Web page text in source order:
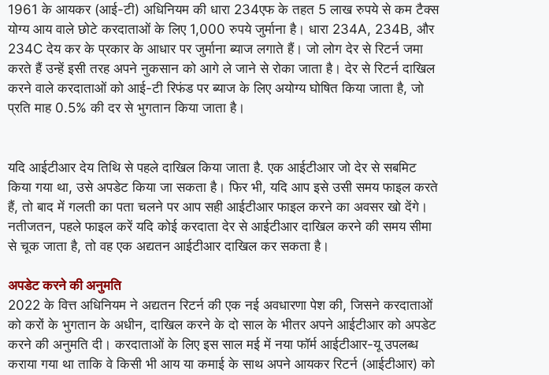
1961 के आयकर (आई-टी) अधिनियम की धारा 234एफ के तहत 5 लाख रुपये से कम टैक्स
योग्य आय वाले छोटे करदाताओं के लिए 1,000 रुपये जुर्माना है। धारा 234A, 234B, और
234C देय कर के प्रकार के आधार पर जुर्माना ब्याज लगाते हैं। जो लोग देर से रिटर्न जमा
करते हैं उन्हें इसी तरह अपने नुकसान को आगे ले जाने से रोका जाता है। देर से रिटर्न दाखिल
करने वाले करदाताओं को आई-टी रिफंड पर ब्याज के लिए अयोग्य घोषित किया जाता है, जो
प्रति माह 0.5% की दर से भुगतान किया जाता है।
यदि आईटीआर देय तिथि से पहले दाखिल किया जाता है. एक आईटीआर जो देर से सबमिट
किया गया था, उसे अपडेट किया जा सकता है। फिर भी, यदि आप इसे उसी समय फाइल करते
हैं, तो बाद में गलती का पता चलने पर आप सही आईटीआर फाइल करने का अवसर खो देंगे।
नतीजतन, पहले फाइल करें यदि कोई करदाता देर से आईटीआर दाखिल करने की समय सीमा
से चूक जाता है, तो वह एक अद्यतन आईटीआर दाखिल कर सकता है।
अपडेट करने की अनुमति
2022 के वित्त अधिनियम ने अद्यतन रिटर्न की एक नई अवधारणा पेश की, जिसने करदाताओं
को करों के भुगतान के अधीन, दाखिल करने के दो साल के भीतर अपने आईटीआर को अपडेट
करने की अनुमति दी। करदाताओं के लिए इस साल मई में नया फॉर्म आईटीआर-यू उपलब्ध
कराया गया था ताकि वे किसी भी आय या कमाई के साथ अपने आयकर रिटर्न (आईटीआर) को